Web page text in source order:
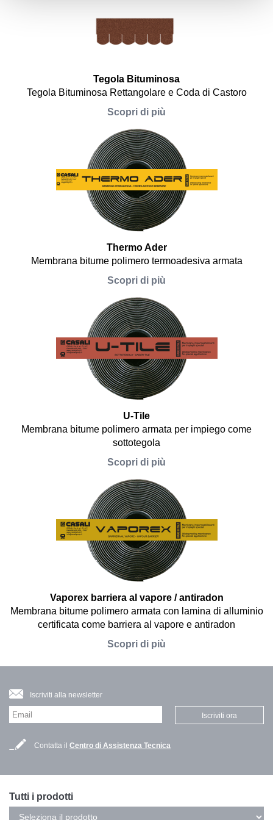
Tegola Bituminosa
Tegola Bituminosa Rettangolare e Coda di Castoro
Scopri di più
Thermo Ader
Membrana bitume polimero termoadesiva armata
Scopri di più
U-Tile
Membrana bitume polimero armata per impiego come
sottotegola
Scopri di più
Vaporex barriera al vapore / antiradon
Membrana bitume polimero armata con lamina di alluminio
certificata come barriera al vapore e antiradon
Scopri di più
Iscriviti alla newsletter
Iscriviti ora
Contatta il Centro di Assistenza Tecnica
Tutti i prodotti